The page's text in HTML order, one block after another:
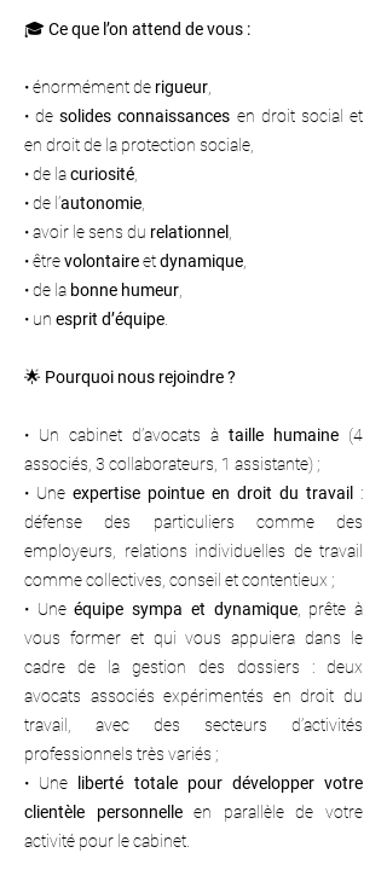
🎓 Ce que l’on attend de vous :
• énormément de rigueur
• desolides connaissances en droit social et
en droit de la protection sociale,
• de lacuriosité
• de l’autonomie
• avoir le sens du relationnel
• êtrevolontaireetdynamique
• de la bonne humeur
• un esprit d’équipe
🌟 Pourquoi nous rejoindre ?
• Un cabinet d’avocats à taille humaine (4
associés, 3 collaborateurs, 1 assistante) ;
• Une expertise pointue en droit du travail
:
défense des particuliers comme des
employeurs, relations individuelles de travail
comme collectives, conseil et contentieux ;
• ⁠Uneéquipe sympa et dynamique, prête à
vous former et qui vous appuiera dans le
cadre de la gestion des dossiers : deux
avocats associés expérimentés en droit du
travail, avec des secteurs d’activités
professionnels très variés ;
• Une
liberté totale pour développer votre
clientèle personnelleen parallèle de votre
activité pour le cabinet.